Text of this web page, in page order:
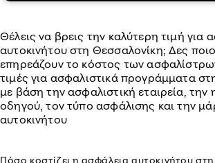
Θέλεις να βρεις την καλύτερη τιμή για
αυτοκινήτου στη Θεσσαλονίκη; Δες
επηρεάζουν το κόστος των
τιμές για ασφαλιστικά προγράμματα
με βάση την ασφαλιστική εταιρεία, την
οδηγού, τον τύπο ασφάλισης και την
αυτοκινήτου
Πόσο κοστίζει η ασφάλεια αυτοκινήτου